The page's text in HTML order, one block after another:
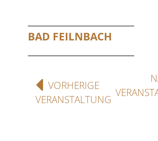
BAD FEILNBACH
VORHERIGE
VERANSTALTUNG